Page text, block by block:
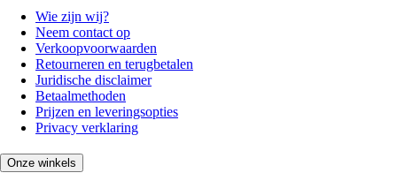
Wie zijn wij?
Neem contact op
Verkoopvoorwaarden
Retourneren en terugbetalen
Juridische disclaimer
Betaalmethoden
Prijzen en leveringsopties
Privacy verklaring
Onze winkels